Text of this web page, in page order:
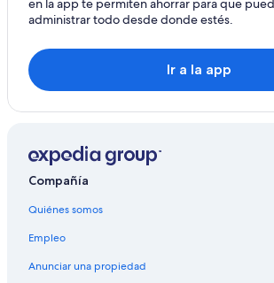
Hoteles en Saint-Gilles-les Hauts
Hoteles en Maniron
Hoteles con alberca en Le Tampon
Hoteles en Sainte-Suzanne
Hoteles en Territorio de la Costa Oeste
Hoteles en Sainte Marie
Hoteles cerca de Caldera volcánica Cirque
Hoteles en Saint-Benoît
en la app te permiten ahorrar para que
administrar todo desde donde estés.
Ir a la app
Compañía
Quiénes somos
Empleo
Anunciar una propiedad